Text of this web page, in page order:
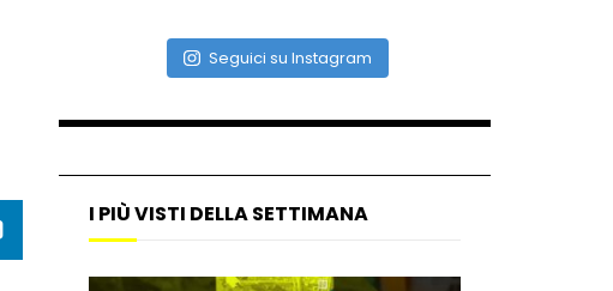
dopo incidente
Nei casinò arriva il cambio
Seguici su Instagram
I PIÙ VISTI DELLA SETTIMANA